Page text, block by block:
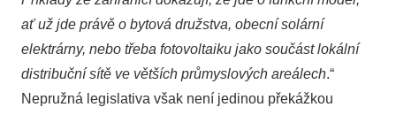
ať už jde právě o bytová družstva, obecní solární
elektrárny, nebo třeba fotovoltaiku jako součást lokální
distribuční sítě ve větších průmyslových areálech.“
Nepružná legislativa však není jedinou překážkou